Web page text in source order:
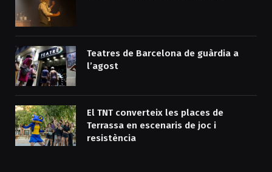
Teatres de Barcelona de guàrdia a
l’agost
El TNT converteix les places de
Terrassa en escenaris de joc i
resistència